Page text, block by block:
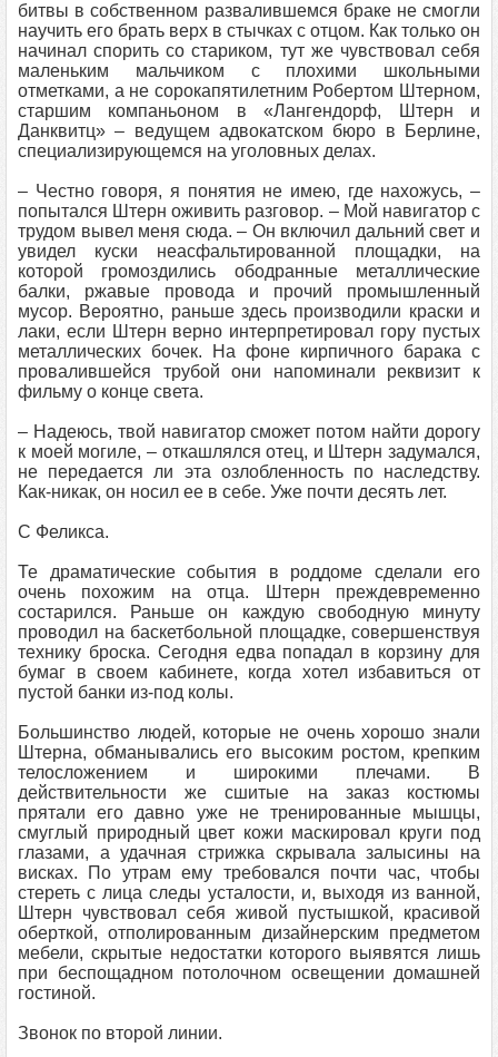
битвы в собственном развалившемся браке не смогли
научить его брать верх в стычках с отцом. Как только он
начинал спорить со стариком, тут же чувствовал себя
маленьким мальчиком с плохими школьными
отметками, а не сорокапятилетним Робертом Штерном,
старшим компаньоном в «Лангендорф, Штерн и
Данквитц» – ведущем адвокатском бюро в Берлине,
специализирующемся на уголовных делах.
– Честно говоря, я понятия не имею, где нахожусь, –
попытался Штерн оживить разговор. – Мой навигатор с
трудом вывел меня сюда. – Он включил дальний свет и
увидел куски неасфальтированной площадки, на
которой громоздились ободранные металлические
балки, ржавые провода и прочий промышленный
мусор. Вероятно, раньше здесь производили краски и
лаки, если Штерн верно интерпретировал гору пустых
металлических бочек. На фоне кирпичного барака с
провалившейся трубой они напоминали реквизит к
фильму о конце света.
– Надеюсь, твой навигатор сможет потом найти дорогу
к моей могиле, – откашлялся отец, и Штерн задумался,
не передается ли эта озлобленность по наследству.
Как-никак, он носил ее в себе. Уже почти десять лет.
С Феликса.
Те драматические события в роддоме сделали его
очень похожим на отца. Штерн преждевременно
состарился. Раньше он каждую свободную минуту
проводил на баскетбольной площадке, совершенствуя
технику броска. Сегодня едва попадал в корзину для
бумаг в своем кабинете, когда хотел избавиться от
пустой банки из-под колы.
Большинство людей, которые не очень хорошо знали
Штерна, обманывались его высоким ростом, крепким
телосложением и широкими плечами. В
действительности же сшитые на заказ костюмы
прятали его давно уже не тренированные мышцы,
смуглый природный цвет кожи маскировал круги под
глазами, а удачная стрижка скрывала залысины на
висках. По утрам ему требовался почти час, чтобы
стереть с лица следы усталости, и, выходя из ванной,
Штерн чувствовал себя живой пустышкой, красивой
оберткой, отполированным дизайнерским предметом
мебели, скрытые недостатки которого выявятся лишь
при беспощадном потолочном освещении домашней
гостиной.
Звонок по второй линии.